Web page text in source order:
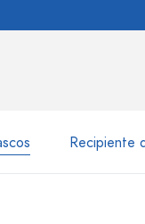
Recipiente